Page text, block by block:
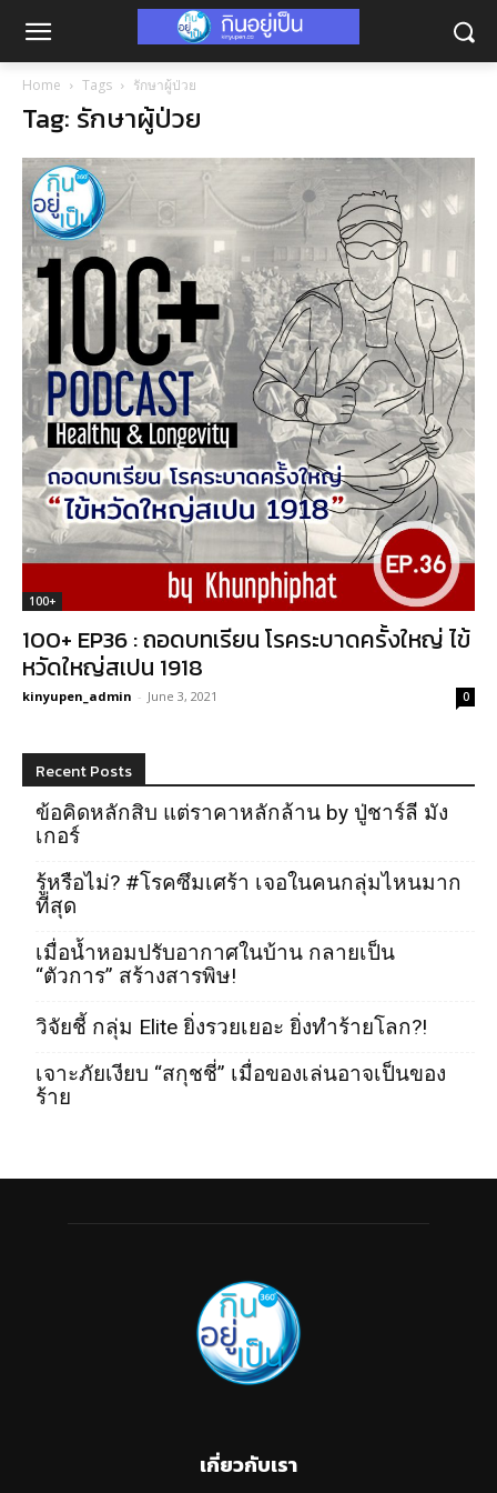
Home Tags รักษาผู้ป่วย
Tag: รักษาผู้ป่วย
100+
100+ EP36 : ถอดบทเรียน โรคระบาดครั้งใหญ่ ไข้
หวัดใหญ่สเปน 1918
kinyupen_admin - June 3, 2021 0
Recent Posts
ข้อคิดหลักสิบ แต่ราคาหลักล้าน by ปู่ชาร์ลี มัง
เกอร์
รู้หรือไม่? #โรคซึมเศร้า เจอในคนกลุ่มไหนมาก
ที่สุด
เมื่อน้ำหอมปรับอากาศในบ้าน กลายเป็น
“ตัวการ” สร้างสารพิษ!
วิจัยชี้ กลุ่ม Elite ยิ่งรวยเยอะ ยิ่งทำร้ายโลก?!
เจาะภัยเงียบ “สกุชชี่” เมื่อของเล่นอาจเป็นของ
ร้าย
เกี่ยวกับเรา